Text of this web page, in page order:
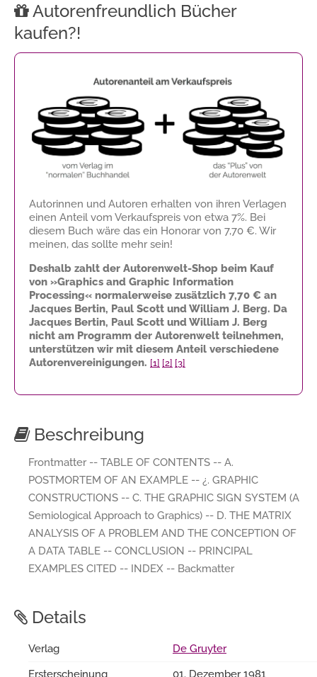
Autorenfreundlich Bücher
kaufen?!
Autorinnen und Autoren erhalten von ihren Verlagen
einen Anteil vom Verkaufspreis von etwa 7%. Bei
diesem Buch wäre das ein Honorar von 7,70 €. Wir
meinen, das sollte mehr sein!
Deshalb zahlt der Autorenwelt-Shop beim Kauf
von »Graphics and Graphic Information
Processing« normalerweise zusätzlich 7,70 € an
Jacques Bertin, Paul Scott und William J. Berg. Da
Jacques Bertin, Paul Scott und William J. Berg
nicht am Programm der Autorenwelt teilnehmen,
unterstützen wir mit diesem Anteil verschiedene
Autorenvereinigungen. [1] [2] [3]
Beschreibung
Frontmatter -- TABLE OF CONTENTS -- A.
POSTMORTEM OF AN EXAMPLE -- ¿. GRAPHIC
CONSTRUCTIONS -- C. THE GRAPHIC SIGN SYSTEM (A
Semiological Approach to Graphics) -- D. THE MATRIX
ANALYSIS OF A PROBLEM AND THE CONCEPTION OF
A DATA TABLE -- CONCLUSION -- PRINCIPAL
EXAMPLES CITED -- INDEX -- Backmatter
Details
Verlag
De Gruyter
Ersterscheinung
01. Dezember 1981